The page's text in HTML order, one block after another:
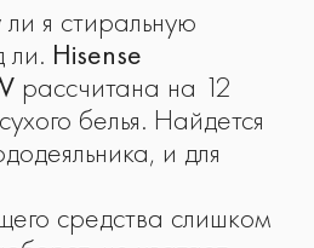
я стиральную
ли. Hisense
рассчитана на 12
белья. Найдется
и для
средства слишком